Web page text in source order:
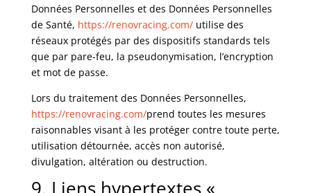
Données Personnelles et des Données Personnelles
de Santé, https://renovracing.com/utilise des
réseaux protégés par des dispositifs standards tels
que par pare-feu, la pseudonymisation, l’encryption
et mot de passe.
Lors du traitement des Données Personnelles,
https://renovracing.com/prend toutes les mesures
raisonnables visant à les protéger contre toute perte,
utilisation détournée, accès non autorisé,
divulgation, altération ou destruction.